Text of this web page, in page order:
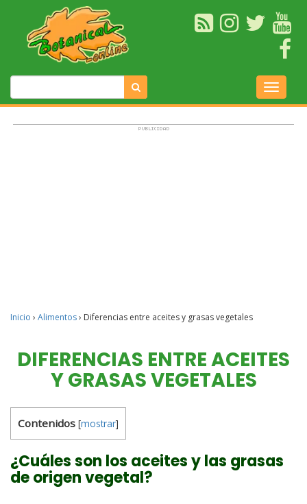
Inicio › Alimentos› Diferencias entre aceites y grasas vegetales
DIFERENCIAS ENTRE ACEITES
Y GRASAS VEGETALES
Contenidos [mostrar]
¿Cuáles son los aceites y las grasas
de origen vegetal?